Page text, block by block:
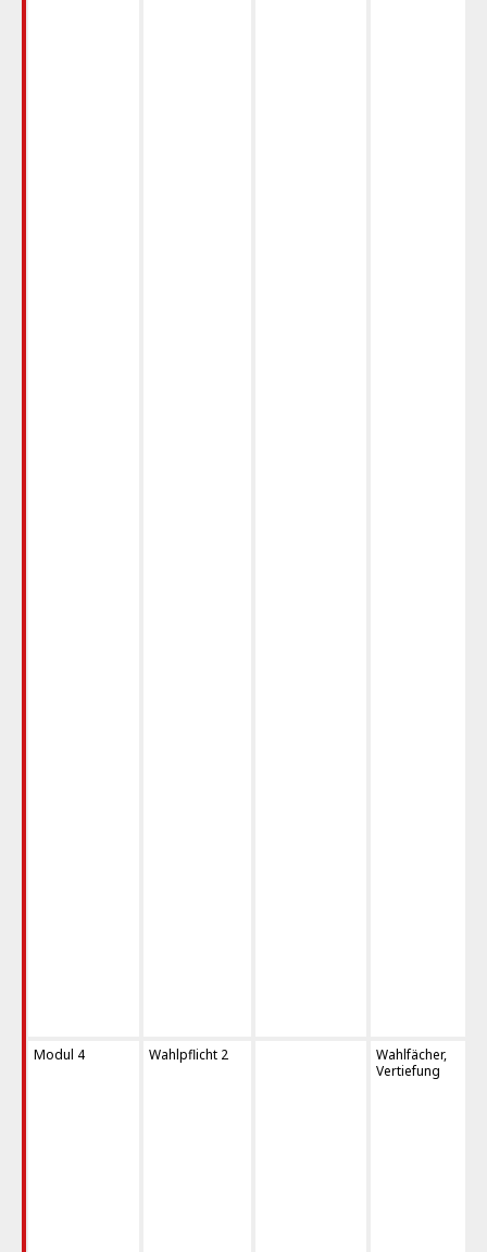
Modul 4 Wahlpflicht 2
Wahlfächer,
Vertiefung